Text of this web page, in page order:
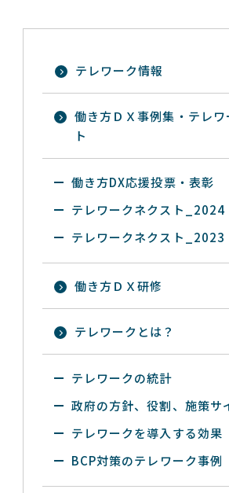
テレワーク情報
働き方ＤＸ事例集・テレワ
ト
働き方DX応援投票・表彰
テレワークネクスト_2024
テレワークネクスト_2023
働き方ＤＸ研修
テレワークとは？
テレワークの統計
政府の方針、役割、施策サ
テレワークを導入する効果
BCP対策のテレワーク事例